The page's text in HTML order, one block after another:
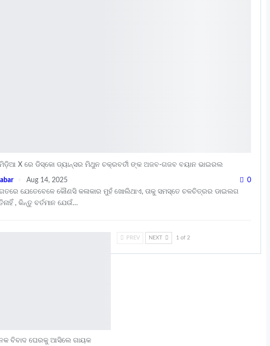
X ରେ ଡିସ୍କୋ ଡ୍ୟାନ୍ସର ମିଥୁନ ଚକ୍ରବର୍ତୀ ଙ୍କ ଅଜବ-ଗଜବ ବୟାନ ଭାଇରଲ
Aug 14, 2025
0
ଯେତେବେଳେ କୌଣସି କଳାକାର ମୁହଁ ଖୋଲିଥାଏ, ତାକୁ ସମସ୍ତେ ଚଳଚିତ୍ରର ଡାଇଲଗ
, କିନ୍ତୁ ବର୍ତମାନ ଯେଉଁ…
ବିବାଦ ଘେରକୁ ଆସିଲେ ଗାୟକ
PREV NEXT 1 of 2